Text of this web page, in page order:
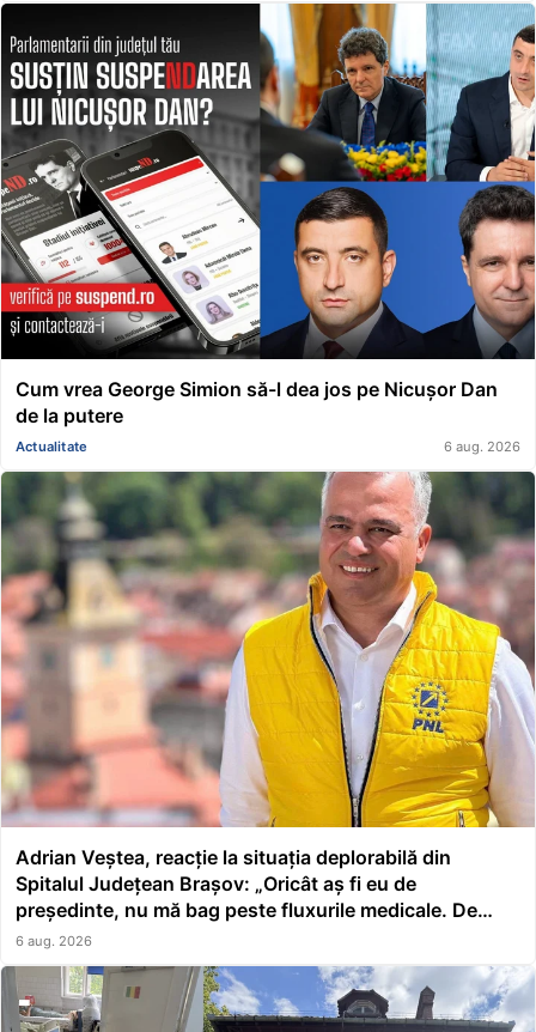
Cum vrea George Simion să-l dea jos pe Nicușor Dan
de la putere
Actualitate 6 aug. 2026
Adrian Veștea, reacție la situația deplorabilă din
Spitalul Județean Brașov: „Oricât aș fi eu de
președinte, nu mă bag peste fluxurile medicale. De
asta a făcut școală managerul”
6 aug. 2026